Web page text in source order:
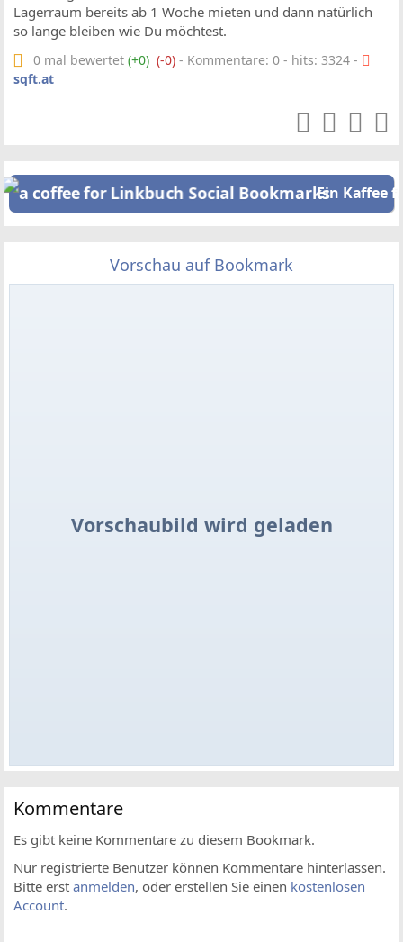
Lagerraum bereits ab 1 Woche mieten und dann natürlich
so lange bleiben wie Du möchtest.
0 mal bewertet (+0) (-0) - Kommentare: 0 - hits: 3324 -
sqft.at
Ein Kaffee
Vorschau auf Bookmark
Vorschaubild wird geladen
Kommentare
Es gibt keine Kommentare zu diesem Bookmark.
Nur registrierte Benutzer können Kommentare hinterlassen.
Bitte erst anmelden, oder erstellen Sie einen kostenlosen
Account.